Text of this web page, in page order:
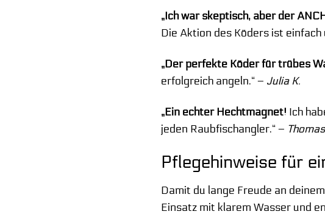
„Ich war skeptisch, aber der
Die Aktion des Köders ist einfach
„Der perfekte Köder für trübes
erfolgreich angeln.“ – Julia K.
„Ein echter Hechtmagnet! Ich
jeden Raubfischangler.“ –
Pflegehinweise für
Damit du lange Freude an
Einsatz mit klarem Wasser und